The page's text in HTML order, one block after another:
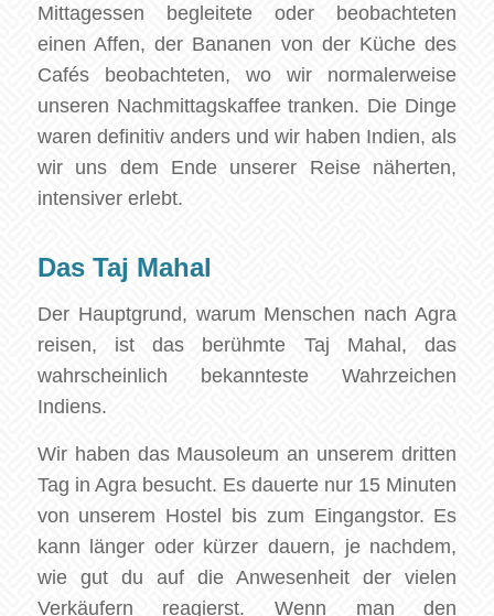
Mittagessen begleitete oder beobachteten
einen Affen, der Bananen von der Küche des
Cafés beobachteten, wo wir normalerweise
unseren Nachmittagskaffee tranken. Die Dinge
waren definitiv anders und wir haben Indien, als
wir uns dem Ende unserer Reise näherten,
intensiver erlebt.
Das Taj Mahal
Der Hauptgrund, warum Menschen nach Agra
reisen, ist das berühmte Taj Mahal, das
wahrscheinlich bekannteste Wahrzeichen
Indiens.
Wir haben das Mausoleum an unserem dritten
Tag in Agra besucht. Es dauerte nur 15 Minuten
von unserem Hostel bis zum Eingangstor. Es
kann länger oder kürzer dauern, je nachdem,
wie gut du auf die Anwesenheit der vielen
Verkäufern reagierst. Wenn man den